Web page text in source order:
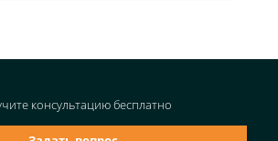
консультациюбесплатно